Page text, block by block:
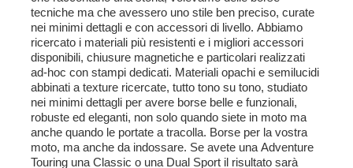
tecniche ma che avessero uno stile ben preciso, curate
nei minimi dettagli e con accessori di livello. Abbiamo
ricercato i materiali più resistenti e i migliori accessori
disponibili, chiusure magnetiche e particolari realizzati
ad-hoc con stampi dedicati. Materiali opachi e semilucidi
abbinati a texture ricercate, tutto tono su tono, studiato
nei minimi dettagli per avere borse belle e funzionali,
robuste ed eleganti, non solo quando siete in moto ma
anche quando le portate a tracolla. Borse per la vostra
moto, ma anche da indossare. Se avete una Adventure
Touring una Classic o una Dual Sport il risultato sarà